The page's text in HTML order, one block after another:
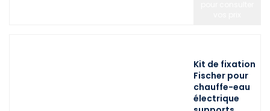
Kit de fixation
Fischer pour
chauffe-eau
électrique